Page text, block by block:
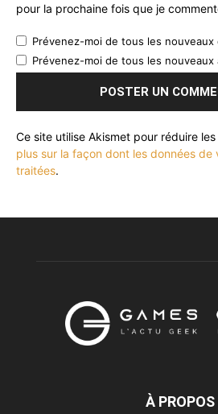
pour la prochaine fois que je
Prévenez-moi de tous les nouveaux
Prévenez-moi de tous les nouveaux
Ce site utilise Akismet pour réduire
plus sur la façon dont les données de
traitées.
À PROPOS